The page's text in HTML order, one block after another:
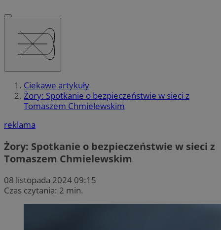
Ciekawe artykuły
Żory: Spotkanie o bezpieczeństwie w sieci z
Tomaszem Chmielewskim
reklama
Żory: Spotkanie o bezpieczeństwie w sieci z
Tomaszem Chmielewskim
08 listopada 2024 09:15
Czas czytania: 2 min.